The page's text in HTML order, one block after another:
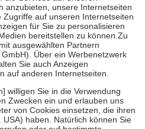
auch für Online-Apotheken.
beträgt die
sowie zehn Euro je
für ihre eigene Gesundheit zu
der Familie zu unterstützen,
zum vollendeten 18. Lebensjahr